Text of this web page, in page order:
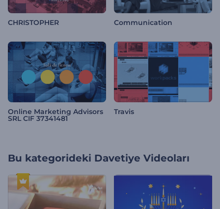
CHRISTOPHER Communication
Online Marketing Advisors
SRL CIF 37341481
Travis
Bu kategorideki Davetiye Videoları